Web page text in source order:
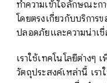
ทำความเข้าใจลักษณะก
โดยตรงเกี่ยวกับบริการ
ปลอดภัยและความน่าเชื่
เราใช้เทคโนโลยีต่างๆ
วัตถุประสงค์เหล่านี้ เร